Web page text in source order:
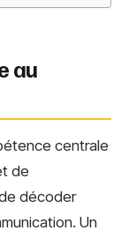
au
centrale
de
décoder
Un